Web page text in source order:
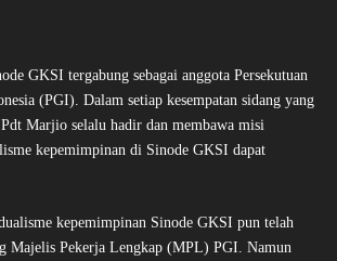
GKSI tergabung sebagai anggota Persekutuan
(PGI). Dalam setiap kesempatan sidang yang
Marjio selalu hadir dan membawa misi
kepemimpinan di Sinode GKSI dapat
kepemimpinan Sinode GKSI pun telah
Majelis Pekerja Lengkap (MPL) PGI. Namun